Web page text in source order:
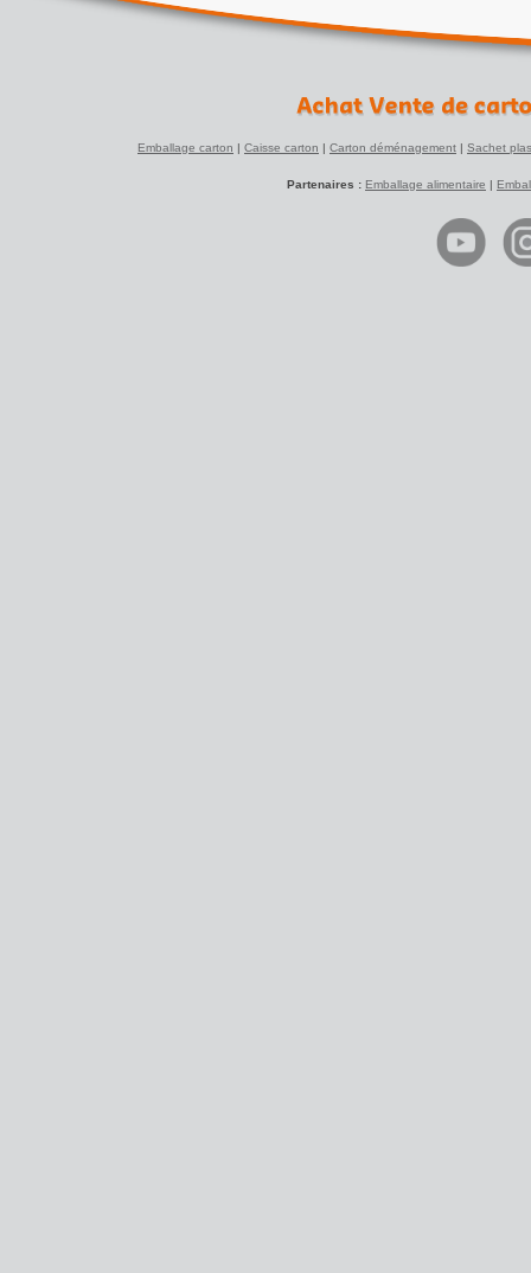
Emballage carton | Caisse carton | Carton déménagement | Sachet
Partenaires : Emballage alimentaire |